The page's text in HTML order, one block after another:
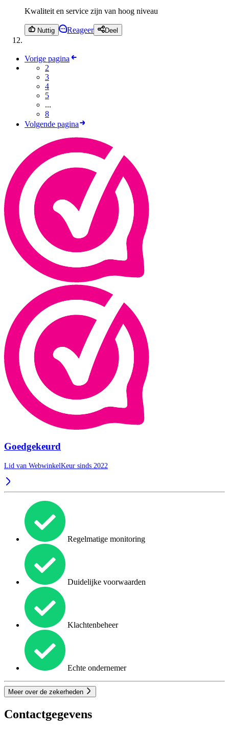
Kwaliteit en service zijn van hoog niveau
Nuttig Reageer Deel
Vorige pagina
2
3
4
5
...
8
Volgende pagina
Goedgekeurd
Lid van WebwinkelKeur sinds 2022
Regelmatige monitoring
Duidelijke voorwaarden
Klachtenbeheer
Echte ondernemer
Meer over de zekerheden
Contactgegevens